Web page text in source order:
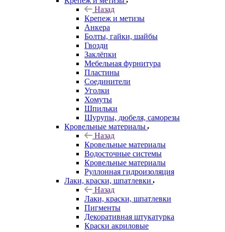
Назад
Крепеж и метизы
Анкера
Болты, гайки, шайбы
Гвозди
Заклёпки
Мебельная фурнитура
Пластины
Соединители
Уголки
Хомуты
Шпильки
Шурупы, дюбеля, саморезы
Кровельные материалы
Назад
Кровельные материалы
Водосточные системы
Кровельные материалы
Руллонная гидроизоляция
Лаки, краски, шпатлевки
Назад
Лаки, краски, шпатлевки
Пигменты
Декоративная штукатурка
Краски акриловые